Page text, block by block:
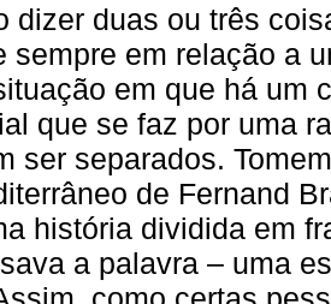
dizer duas ou três
sempre em relação a
em que há um
que se faz por uma
ser separados.
de Fernand
história dividida em
a palavra – uma